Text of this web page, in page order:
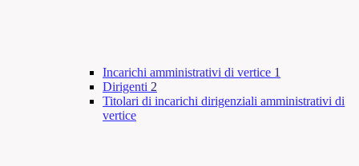
Incarichi amministrativi di vertice 1
Dirigenti 2
Titolari di incarichi dirigenziali amministrativi di
vertice